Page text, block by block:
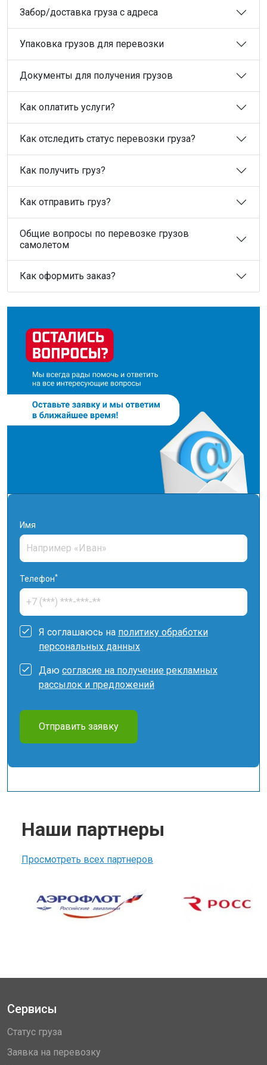
Забор/доставка груза с адреса
Упаковка грузов для перевозки
Документы для получения грузов
Как оплатить услуги?
Как отследить статус перевозки груза?
Как получить груз?
Как отправить груз?
Общие вопросы по перевозке грузов
самолетом
Как оформить заказ?
Имя
Телефон*
Я соглашаюсь на политику обработки
персональных данных
Даю согласие на получение рекламных
рассылок и предложений
Отправить заявку
Наши партнеры
Просмотреть всех партнеров
Сервисы
Статус груза
Заявка на перевозку